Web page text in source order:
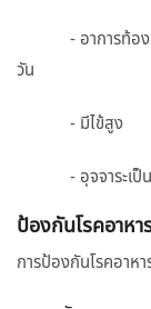
- อาการท้อ
วัน
- มีไข้สูง
- อุจจาระเป็
ป้องกันโรคอาหา
การป้องกันโรคอา